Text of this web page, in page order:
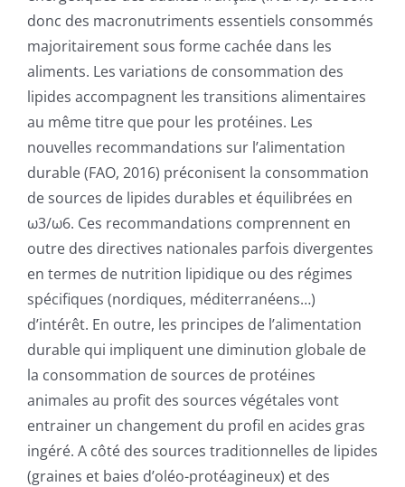
donc des macronutriments essentiels consommés
majoritairement sous forme cachée dans les
aliments. Les variations de consommation des
lipides accompagnent les transitions alimentaires
au même titre que pour les protéines. Les
nouvelles recommandations sur l’alimentation
durable (FAO, 2016) préconisent la consommation
de sources de lipides durables et équilibrées en
ω3/ω6. Ces recommandations comprennent en
outre des directives nationales parfois divergentes
en termes de nutrition lipidique ou des régimes
spécifiques (nordiques, méditerranéens…)
d’intérêt. En outre, les principes de l’alimentation
durable qui impliquent une diminution globale de
la consommation de sources de protéines
animales au profit des sources végétales vont
entrainer un changement du profil en acides gras
ingéré. A côté des sources traditionnelles de lipides
(graines et baies d’oléo-protéagineux) et des